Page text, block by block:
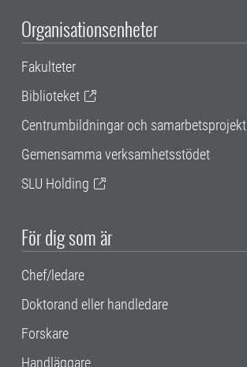
Organisationsenheter
Fakulteter
Biblioteket
Centrumbildningar och samarbetsprojekt
Gemensamma verksamhetsstödet
SLU Holding
För dig som är
Chef/ledare
Doktorand eller handledare
Forskare
Handläggare